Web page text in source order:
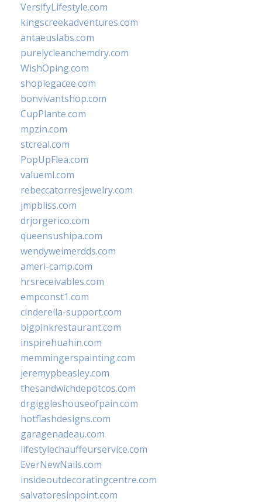
VersifyLifestyle.com
kingscreekadventures.com
antaeuslabs.com
purelycleanchemdry.com
WishOping.com
shoplegacee.com
bonvivantshop.com
CupPlante.com
mpzin.com
stcreal.com
PopUpFlea.com
valueml.com
rebeccatorresjewelry.com
jmpbliss.com
drjorgerico.com
queensushipa.com
wendyweimerdds.com
ameri-camp.com
hrsreceivables.com
empconst1.com
cinderella-support.com
bigpinkrestaurant.com
inspirehuahin.com
memmingerspainting.com
jeremypbeasley.com
thesandwichdepotcos.com
drgiggleshouseofpain.com
hotflashdesigns.com
garagenadeau.com
lifestylechauffeurservice.com
EverNewNails.com
insideoutdecoratingcentre.com
salvatoresinpoint.com